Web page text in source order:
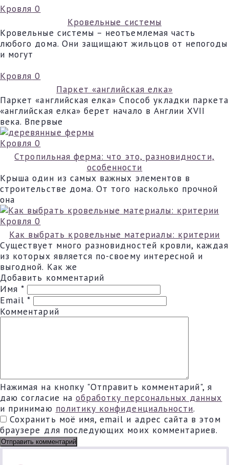
Кровля 0
Кровельные системы
Кровельные системы – неотъемлемая часть
любого дома. Они защищают жильцов от непогоды
и могут
Кровля 0
Паркет «английская елка»
Паркет «английская елка» Способ укладки паркета
«английская елка» берет начало в Англии XVII
века. Впервые
Кровля 0
Стропильная ферма: что это, разновидности,
особенности
Крыша один из самых важных элементов в
строительстве дома. От того насколько прочной
она
Кровля 0
Как выбрать кровельные материалы: критерии
Существует много разновидностей кровли, каждая
из которых является по-своему интересной и
выгодной. Как же
Добавить комментарий
Имя*
Email*
Комментарий
Нажимая на кнопку "Отправить комментарий", я
даю согласие на обработку персональных данных
и принимаю политику конфиденциальности.
Сохранить моё имя, email и адрес сайта в этом
браузере для последующих моих комментариев.